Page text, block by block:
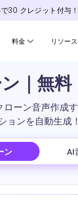
30 クレジット 付与
料金 リソース
｜無
ーン音声作成
ョンを自動生成
ン AI